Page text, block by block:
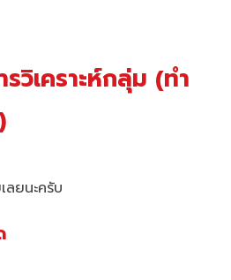
วิเคราะห์กลุ่ม (ทำ
ลยนะครับ